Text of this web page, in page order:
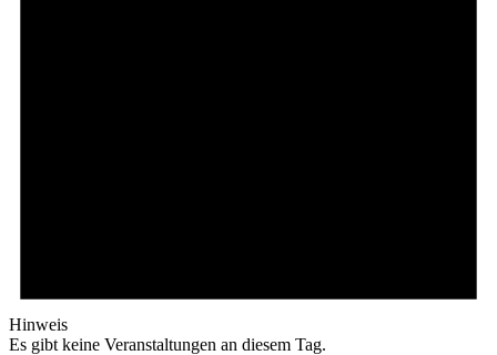
Hinweis
Es gibt keine Veranstaltungen an diesem Tag.